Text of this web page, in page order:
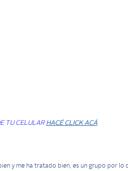
TU CELULAR HACÉ CLICK ACÁ
y me ha tratado bien, es un grupo por lo